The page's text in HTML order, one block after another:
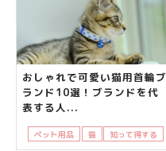
おしゃれで可愛い猫用首輪ブ
ランド10選！ブランドを代
表する人...
ペット用品 猫 知って得する